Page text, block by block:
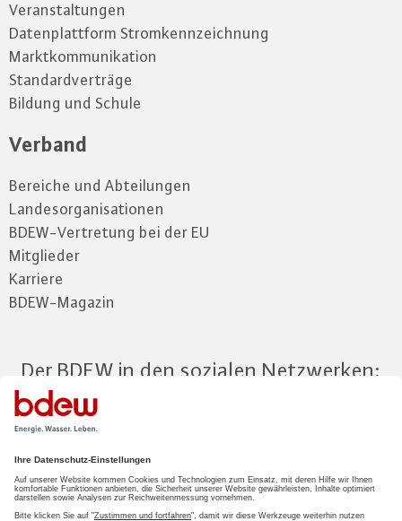
Veranstaltungen
Datenplattform Stromkennzeichnung
Marktkommunikation
Standardverträge
Bildung und Schule
Verband
Bereiche und Abteilungen
Landesorganisationen
BDEW-Vertretung bei der EU
Mitglieder
Karriere
BDEW-Magazin
Der BDEW in den sozialen Netzwerken:
Zum Mitgliederbereich